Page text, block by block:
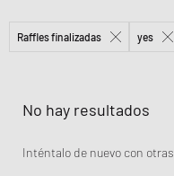
Raffles finalizadas yes
No hay resultados
Inténtalo de nuevo con